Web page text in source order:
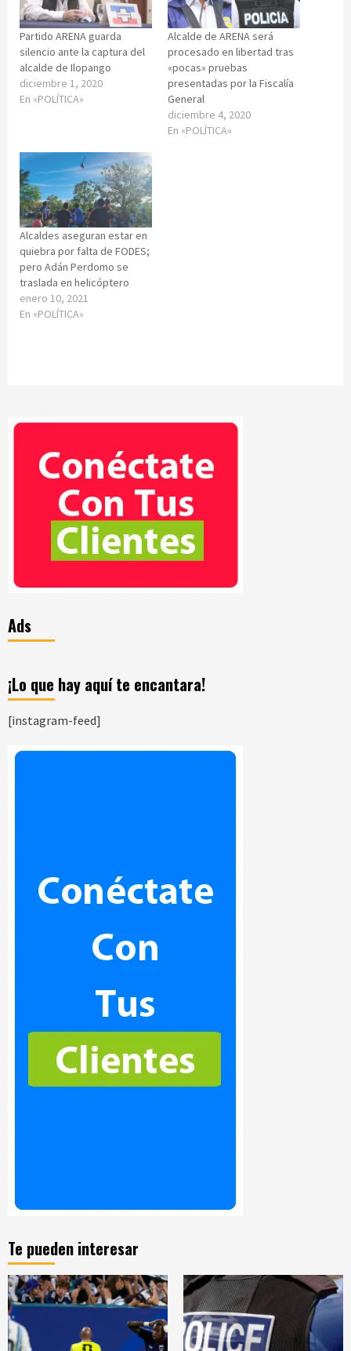
Partido ARENA guarda
silencio ante la captura del
alcalde de Ilopango
diciembre 1, 2020
En «POLÍTICA»
Alcalde de ARENA será
procesado en libertad tras
«pocas» pruebas
presentadas por la Fiscalía
General
diciembre 4, 2020
En «POLÍTICA»
Alcaldes aseguran estar en
quiebra por falta de FODES;
pero Adán Perdomo se
traslada en helicóptero
enero 10, 2021
En «POLÍTICA»
Ads
¡Lo que hay aquí te encantara!
[instagram-feed]
Te pueden interesar